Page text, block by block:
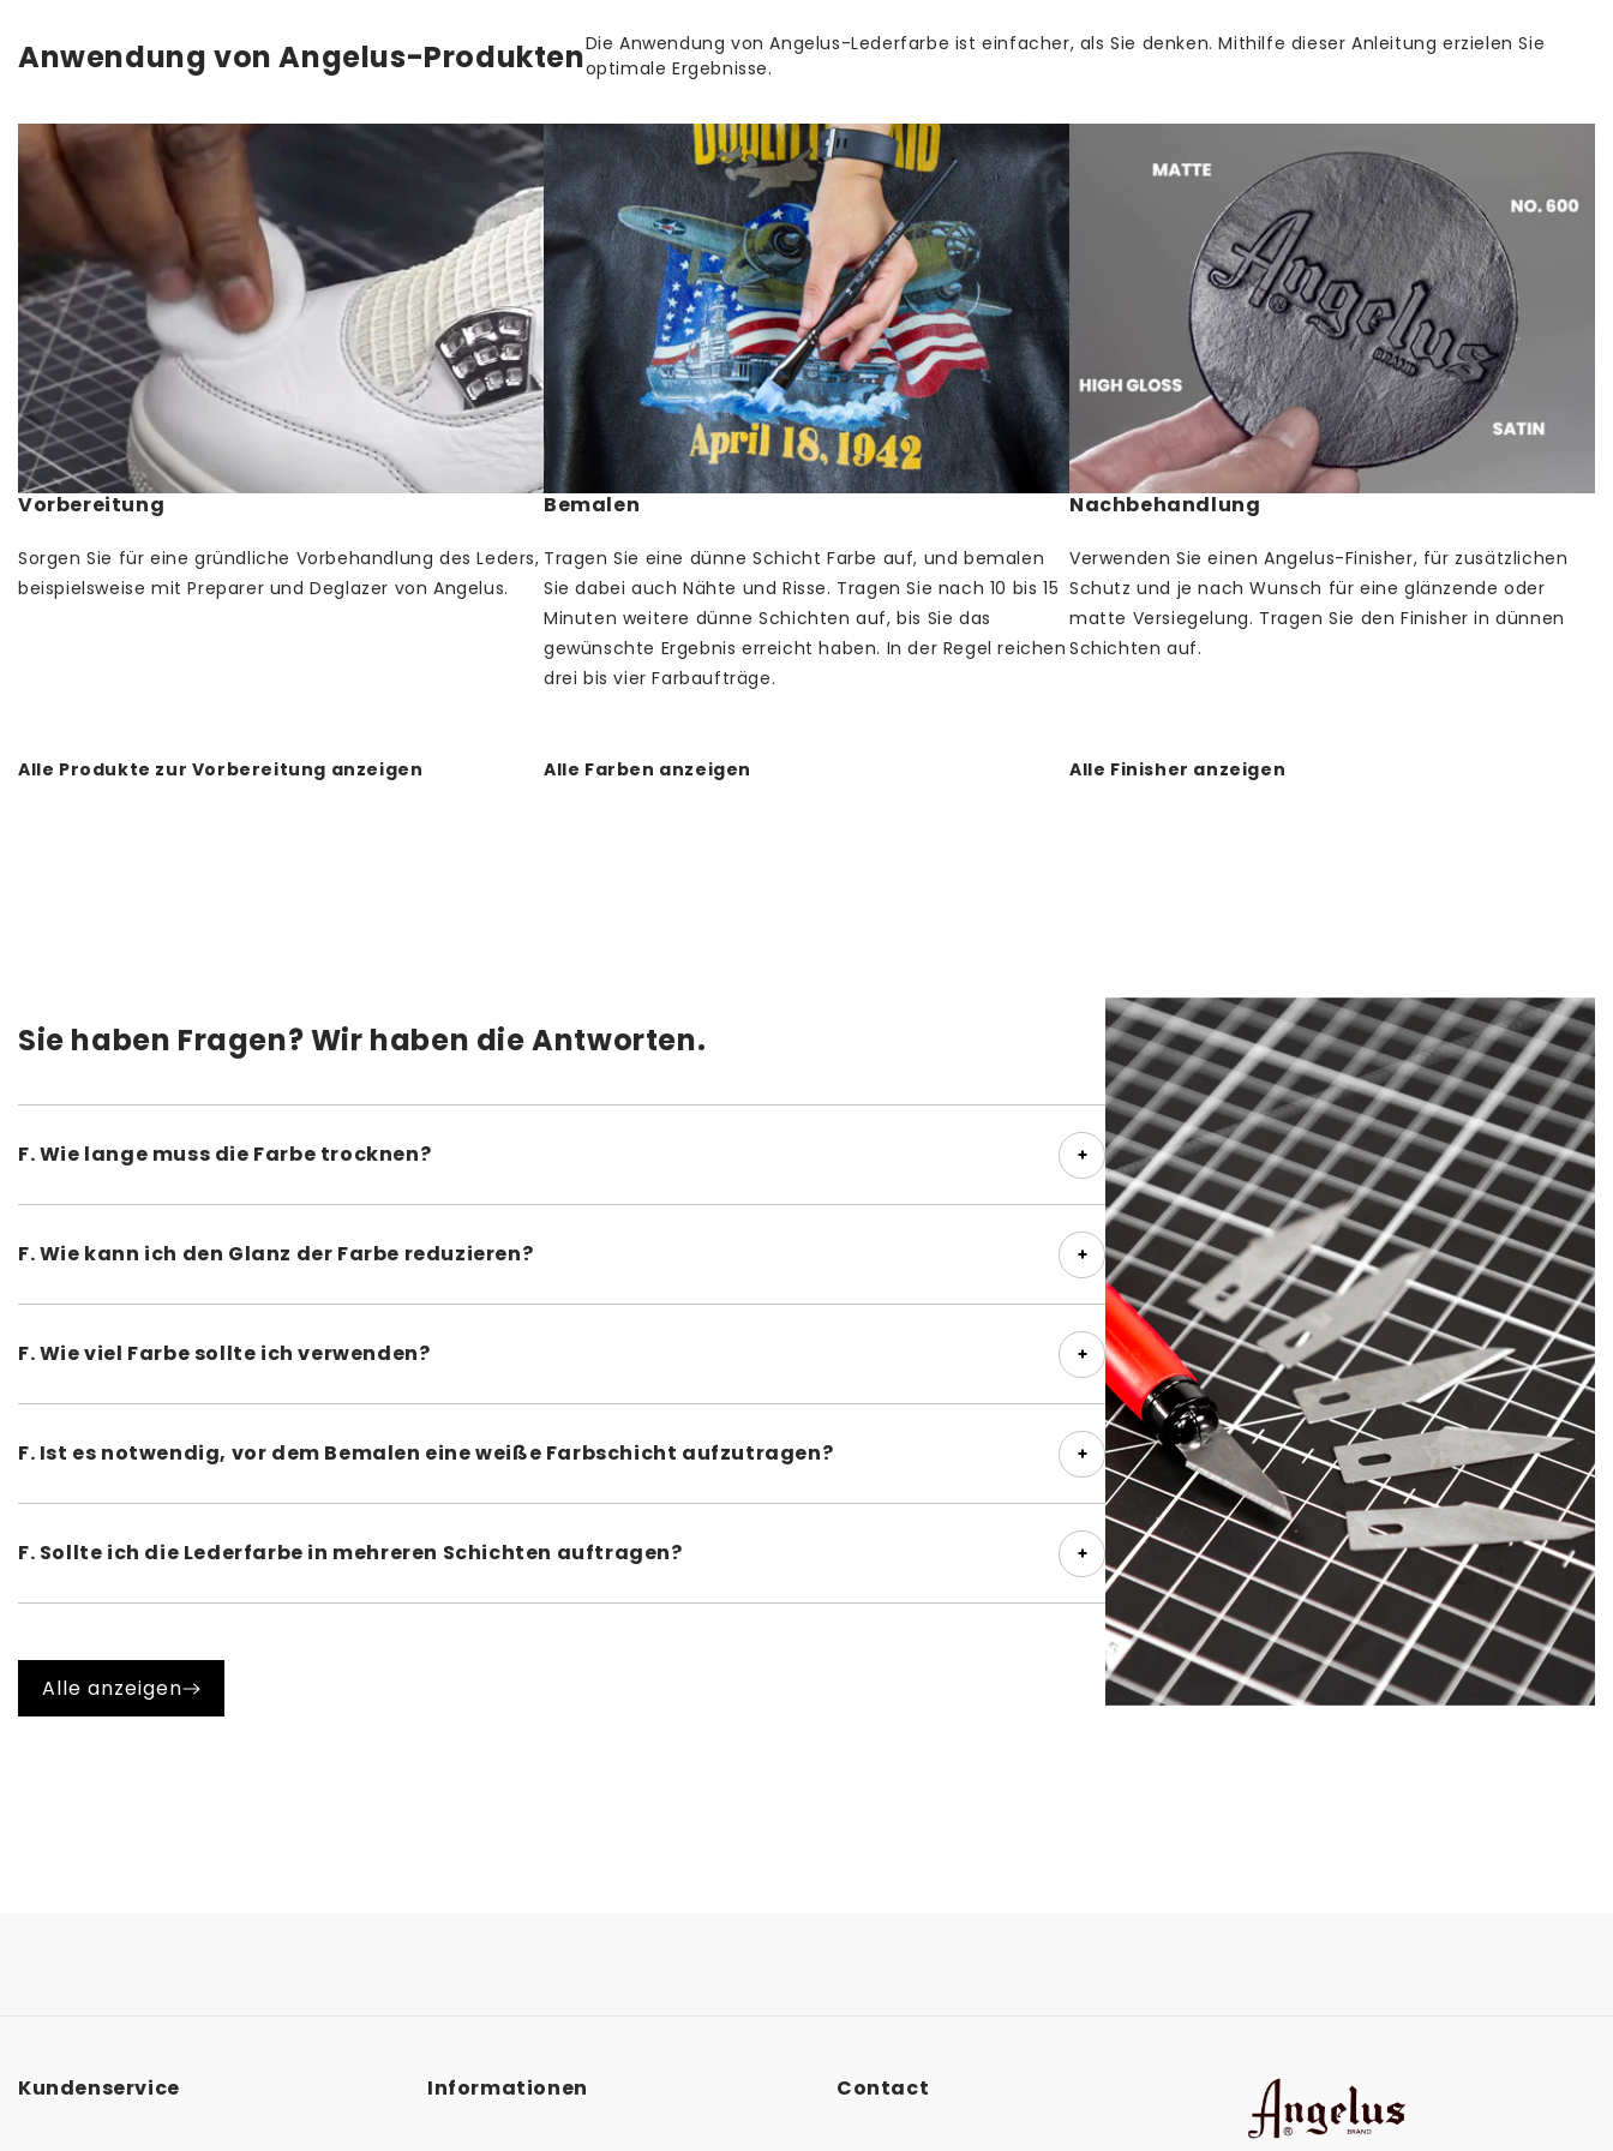
· Deutsche Post (Warensendung) - Lieferzeit 1 bis 3 Werktage 1,95 €
Ab einem Bestellwert von 65,00 € liefern wir versandkostenfrei.
Anwendung von Angelus-ProduktenDie Anwendung von Angelus-Lederfarbe ist einfacher, als Sie denken. Mithilfe dieser Anleitung erzielen Sie
optimale Ergebnisse.
Vorbereitung
Sorgen Sie für eine gründliche Vorbehandlung des Leders,
beispielsweise mit Preparer und Deglazer von Angelus.
Alle Produkte zur Vorbereitung anzeigen
Bemalen
Tragen Sie eine dünne Schicht Farbe auf, und bemalen
Sie dabei auch Nähte und Risse. Tragen Sie nach 10 bis 15
Minuten weitere dünne Schichten auf, bis Sie das
gewünschte Ergebnis erreicht haben. In der Regel reichen
drei bis vier Farbaufträge.
Alle Farben anzeigen
Nachbehandlung
Verwenden Sie einen Angelus-Finisher, für zusätzlichen
Schutz und je nach Wunsch für eine glänzende oder
matte Versiegelung. Tragen Sie den Finisher in dünnen
Schichten auf.
Alle Finisher anzeigen
Sie haben Fragen? Wir haben die Antworten.
F. Wie lange muss die Farbe trocknen?
A. Wir empfehlen, jede dünne Schicht 10 bis 25 Minuten trocknen zu lassen; die letzte Schicht sollte vor dem Auftragen
F. Wie kann ich den Glanz der Farbe reduzieren?
A. Der Angelus Duller wurde speziell entwickelt, um den Glanz von Lederfarben zu mindern. Vor dem Lackieren können
F. Wie viel Farbe sollte ich verwenden?
A. Das hängt von der Größe, Art und dem Verwendungszweck Ihres Projekts ab. Ein Paar Schuhe, z. B. Turnschuhe, kann
F. Ist es notwendig, vor dem Bemalen eine weiße Farbschicht aufzutragen?
A. Trotz der hohen Deckkraft von Angelus Lederfarben kann das Aufhellen von dunklem Leder schwierig sein. Wir
empfehlen daher, zunächst eine Schicht weißer Lederfarbe aufzutragen, um eine optimale Farbqualität zu erzielen.
F. Sollte ich die Lederfarbe in mehreren Schichten auftragen?
A. Ja, tragen Sie die Farbe immer in mehreren dünnen Schichten auf. Eine zu dicke Farbschicht bleibt nicht elastisch,
Alle anzeigen
Kundenservice Informationen Contact